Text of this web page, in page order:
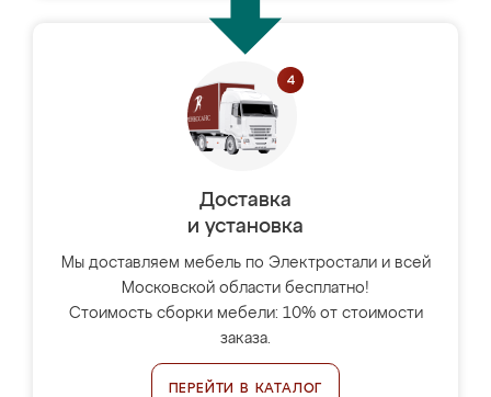
Доставка
и установка
Мы доставляем мебель по Электростали и всей
Московской области бесплатно!
Стоимость сборки мебели: 10% от стоимости
заказа.
ПЕРЕЙТИ В КАТАЛОГ